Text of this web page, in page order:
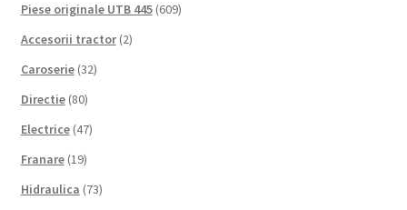
Piese originale UTB 445 (609)
Accesorii tractor (2)
Caroserie (32)
Directie (80)
Electrice (47)
Franare (19)
Hidraulica (73)